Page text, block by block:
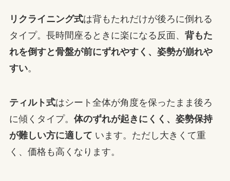
リクライニング式は背もたれだけが後ろに倒れる
タイプ。長時間座るときに楽になる反面、 背もた
れを倒すと骨盤が前にずれやすく、姿勢が崩れや
すい。
ティルト式はシート全体が角度を保ったまま後ろ
に傾くタイプ。 体のずれが起きにくく、姿勢保持
が難しい方に適して います。ただし大きくて重
く、価格も高くなります。